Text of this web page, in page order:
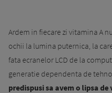
Ardem in fiecare zi vitamina A
ochii la lumina puternica, la
fata ecranelor LCD de la
generatie dependenta de
predispusi sa avem o lipsa